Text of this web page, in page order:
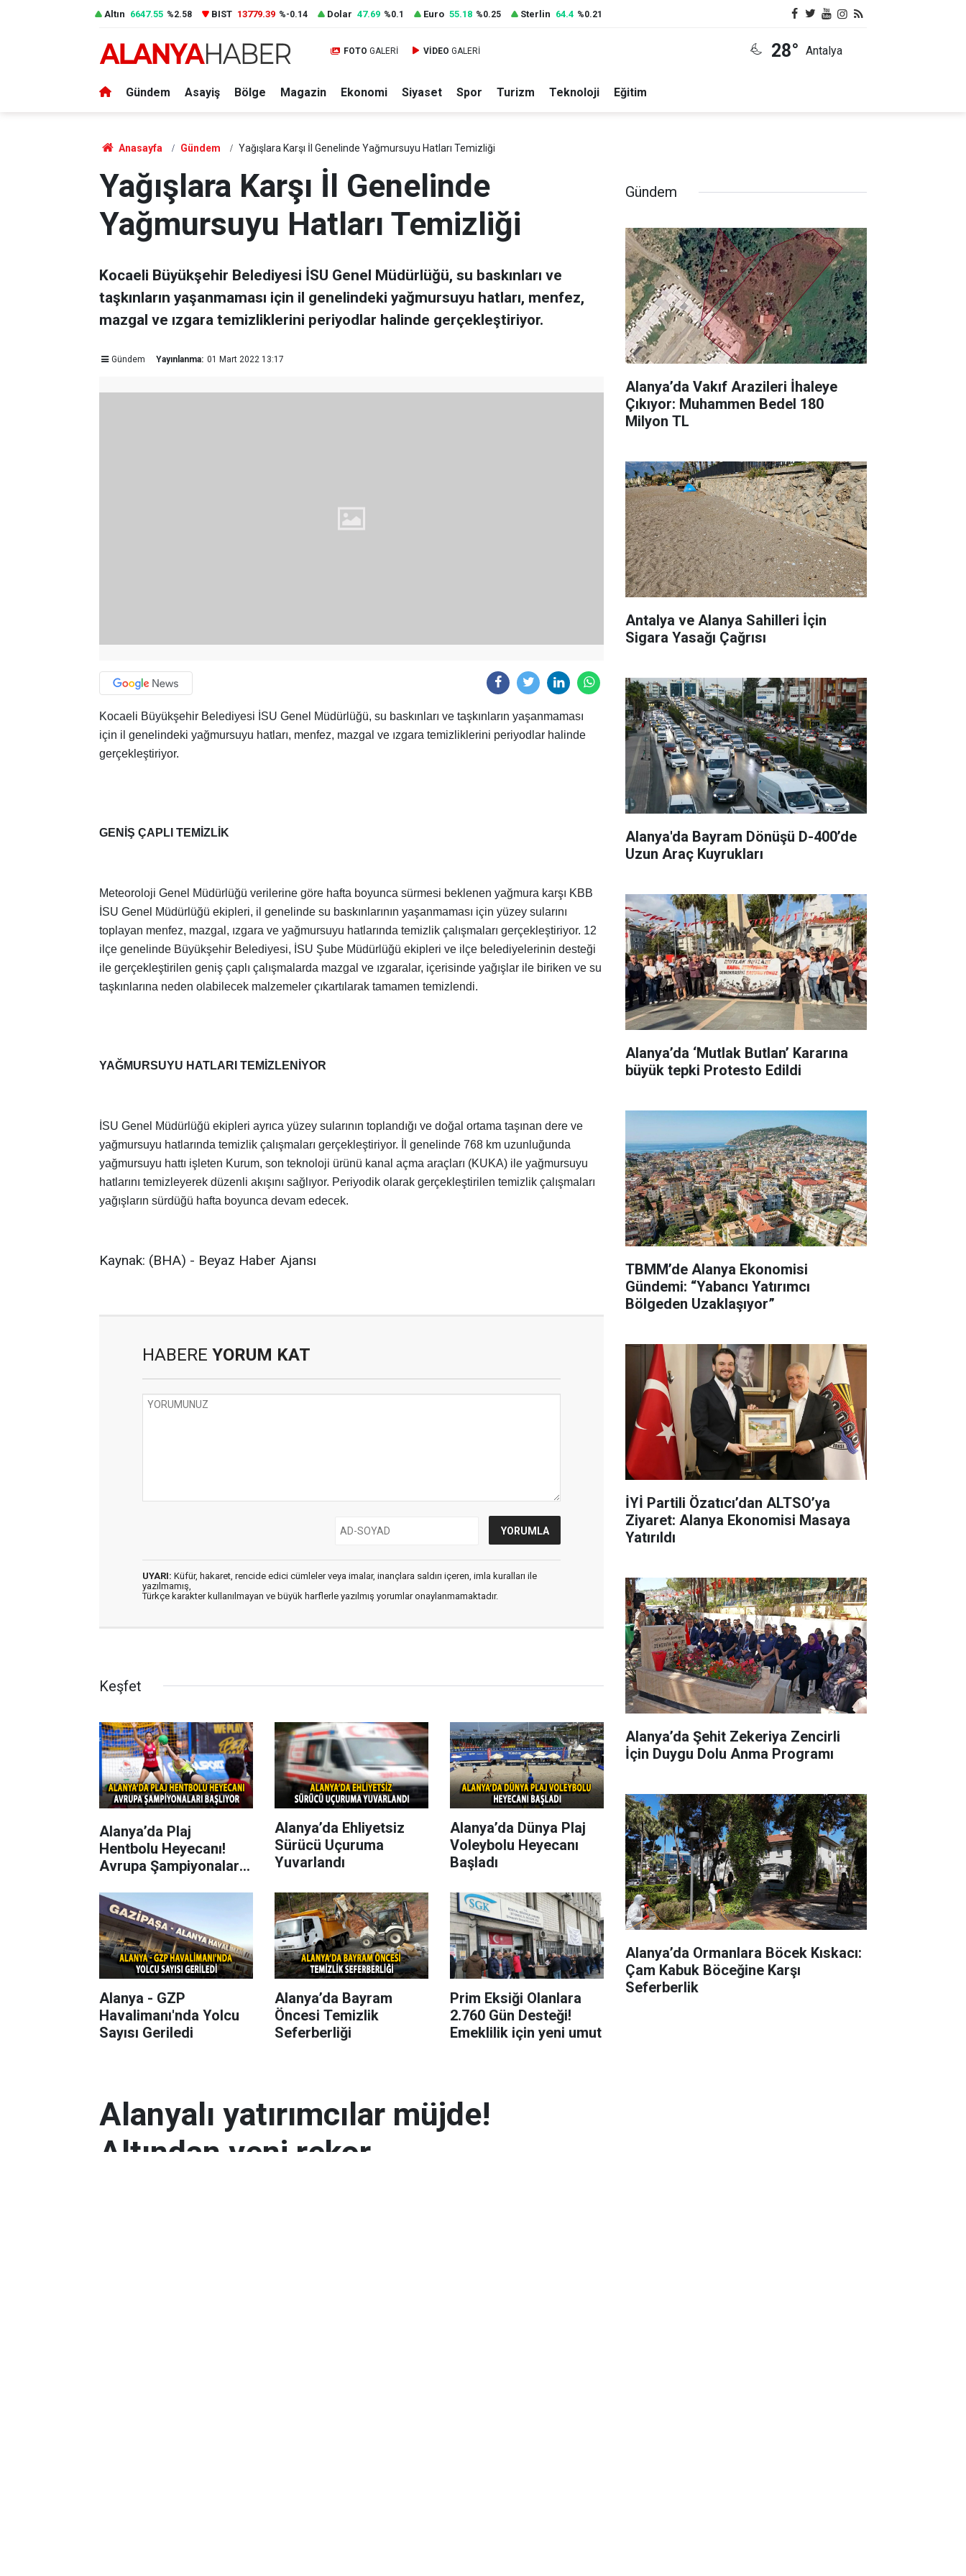
Altın 6647.55 %2.58 BIST 13779.39 %-0.14 Dolar 47.69 %0.1 Euro 55.18 %0.25 Sterlin 64.4 %0.21
FOTO GALERİ VİDEO GALERİ 28° Antalya
Gündem Asayiş Bölge Magazin Ekonomi Siyaset Spor Turizm Teknoloji Eğitim
Anasayfa Gündem Yağışlara Karşı İl Genelinde Yağmursuyu Hatları Temizliği
Yağışlara Karşı İl Genelinde
Yağmursuyu Hatları Temizliği
Kocaeli Büyükşehir Belediyesi İSU Genel Müdürlüğü, su baskınları ve
taşkınların yaşanmaması için il genelindeki yağmursuyu hatları, menfez,
mazgal ve ızgara temizliklerini periyodlar halinde gerçekleştiriyor.
Gündem Yayınlanma: 01 Mart 2022 13:17
Kocaeli Büyükşehir Belediyesi İSU Genel Müdürlüğü, su baskınları ve taşkınların yaşanmaması
için il genelindeki yağmursuyu hatları, menfez, mazgal ve ızgara temizliklerini periyodlar halinde
gerçekleştiriyor.
GENİŞ ÇAPLI TEMİZLİK
Meteoroloji Genel Müdürlüğü verilerine göre hafta boyunca sürmesi beklenen yağmura karşı KBB
İSU Genel Müdürlüğü ekipleri, il genelinde su baskınlarının yaşanmaması için yüzey sularını
toplayan menfez, mazgal, ızgara ve yağmursuyu hatlarında temizlik çalışmaları gerçekleştiriyor. 12
ilçe genelinde Büyükşehir Belediyesi, İSU Şube Müdürlüğü ekipleri ve ilçe belediyelerinin desteği
ile gerçekleştirilen geniş çaplı çalışmalarda mazgal ve ızgaralar, içerisinde yağışlar ile biriken ve su
taşkınlarına neden olabilecek malzemeler çıkartılarak tamamen temizlendi.
YAĞMURSUYU HATLARI TEMİZLENİYOR
İSU Genel Müdürlüğü ekipleri ayrıca yüzey sularının toplandığı ve doğal ortama taşınan dere ve
yağmursuyu hatlarında temizlik çalışmaları gerçekleştiriyor. İl genelinde 768 km uzunluğunda
yağmursuyu hattı işleten Kurum, son teknoloji ürünü kanal açma araçları (KUKA) ile yağmursuyu
hatlarını temizleyerek düzenli akışını sağlıyor. Periyodik olarak gerçekleştirilen temizlik çalışmaları
yağışların sürdüğü hafta boyunca devam edecek.
Kaynak: (BHA) - Beyaz Haber Ajansı
HABERE YORUM KAT
UYARI: Küfür, hakaret, rencide edici cümleler veya imalar, inançlara saldırı içeren, imla kuralları ile
yazılmamış,
Türkçe karakter kullanılmayan ve büyük harflerle yazılmış yorumlar onaylanmamaktadır.
Keşfet
Alanya’da Plaj
Hentbolu Heyecanı!
Avrupa Şampiyonaları
Alanya’da Ehliyetsiz
Sürücü Uçuruma
Yuvarlandı
Alanya’da Dünya Plaj
Voleybolu Heyecanı
Başladı
Alanya - GZP
Havalimanı'nda Yolcu
Sayısı Geriledi
Alanya’da Bayram
Öncesi Temizlik
Seferberliği
Prim Eksiği Olanlara
2.760 Gün Desteği!
Emeklilik için yeni umut
Alanyalı yatırımcılar müjde!
Altından yeni rekor
Gündem
Alanya’da Vakıf Arazileri İhaleye
Çıkıyor: Muhammen Bedel 180
Milyon TL
Antalya ve Alanya Sahilleri İçin
Sigara Yasağı Çağrısı
Alanya'da Bayram Dönüşü D-400’de
Uzun Araç Kuyrukları
Alanya’da ‘Mutlak Butlan’ Kararına
büyük tepki Protesto Edildi
TBMM’de Alanya Ekonomisi
Gündemi: “Yabancı Yatırımcı
Bölgeden Uzaklaşıyor”
İYİ Partili Özatıcı’dan ALTSO’ya
Ziyaret: Alanya Ekonomisi Masaya
Yatırıldı
Alanya’da Şehit Zekeriya Zencirli
İçin Duygu Dolu Anma Programı
Alanya’da Ormanlara Böcek Kıskacı:
Çam Kabuk Böceğine Karşı
Seferberlik